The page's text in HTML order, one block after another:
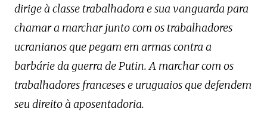
dirige à classe trabalhadora e sua vanguarda para
chamar a marchar junto com os trabalhadores
ucranianos que pegam em armas contra a
barbárie da guerra de Putin. A marchar com os
trabalhadores franceses e uruguaios que defendem
seu direito à aposentadoria.